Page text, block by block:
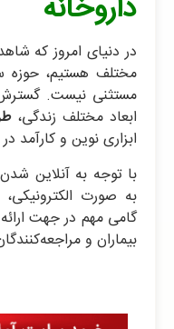
داروخانه
در دنیای امروز که
مختلف هستیم، حوزه
مستثنی نیست. گسترش
ابعاد مختلف زندگی،
ابزاری نوین و کارآمد
با توجه به آنلاین
به صورت الکترونیکی،
گامی مهم در جهت
بیماران و